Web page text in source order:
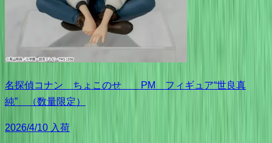
名探偵コナン ちょこのせ PM フィギュア“世良真
純” （数量限定）
2026/4/10 入荷